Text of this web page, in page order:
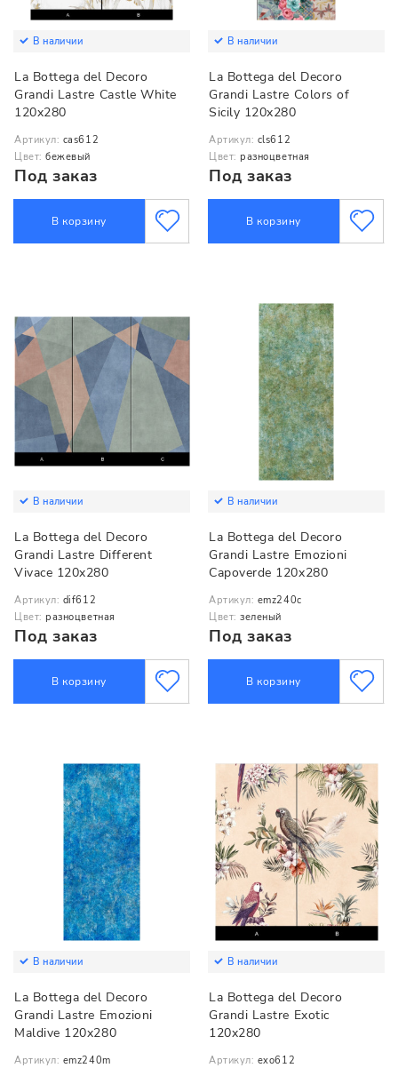
В наличии
La Bottega del Decoro
Grandi Lastre Castle White
120x280
Артикул: cas612
Цвет: бежевый
Под заказ
В корзину
В наличии
La Bottega del Decoro
Grandi Lastre Colors of
Sicily 120x280
Артикул: cls612
Цвет: разноцветная
Под заказ
В корзину
В наличии
La Bottega del Decoro
Grandi Lastre Different
Vivace 120x280
Артикул: dif612
Цвет: разноцветная
Под заказ
В корзину
В наличии
La Bottega del Decoro
Grandi Lastre Emozioni
Capoverde 120x280
Артикул: emz240c
Цвет: зеленый
Под заказ
В корзину
В наличии
La Bottega del Decoro
Grandi Lastre Emozioni
Maldive 120x280
Артикул: emz240m
В наличии
La Bottega del Decoro
Grandi Lastre Exotic
120x280
Артикул: exo612